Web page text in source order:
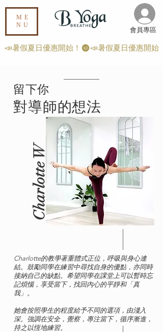
ME
NU
​會員專區
📣暑假夏日優惠開始！
​留下你
對導師的想法
Charlotte W
Charlotte的教學著重體式正位，呼吸與身心連
結。鼓勵同學在練習中尋找自身的優點，亦同時
接納自己的缺點。希望同學在課堂上可以暫時忘
記煩惱，享受當下，找回內心的平靜和「真
我」。
她會按照學生的程度給予不同的選項，由淺入
深。強調在安全，覺察，專注當下，循序漸進，
持之以恆地練習。